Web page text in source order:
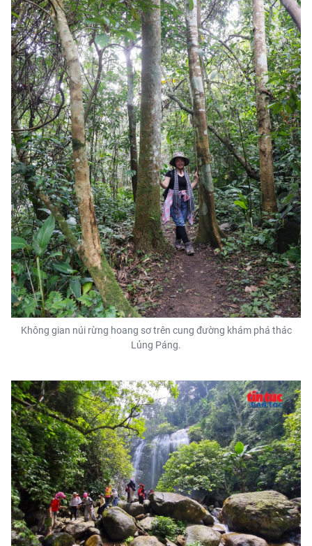
Không gian núi rừng hoang sơ trên cung đường khám phá thác
Lủng Páng.